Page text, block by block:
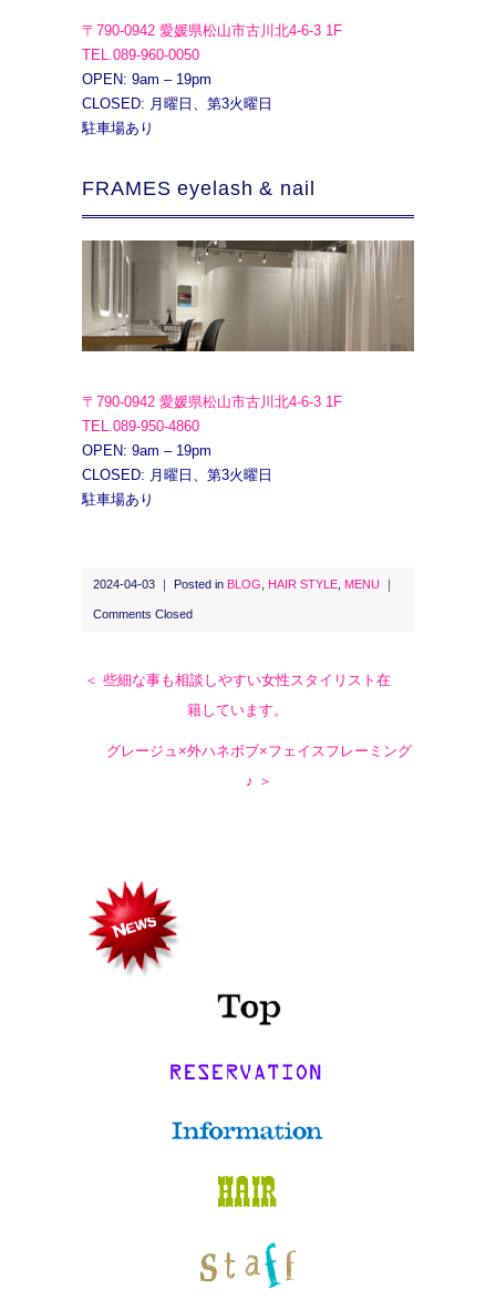
〒790-0942 愛媛県松山市古川北4-6-3 1F
TEL.089-960-0050
OPEN: 9am – 19pm
CLOSED: 月曜日、第3火曜日
駐車場あり
FRAMES eyelash & nail
〒790-0942 愛媛県松山市古川北4-6-3 1F
TEL.089-950-4860
OPEN: 9am – 19pm
CLOSED: 月曜日、第3火曜日
駐車場あり
2024-04-03 ｜ Posted in BLOG HAIR STYLE MENU
Comments Closed
＜ 些細な事も相談しやすい女性スタイリスト在
籍しています。
グレージュ×外ハネボブ×フェイスフレーミング
♪ ＞